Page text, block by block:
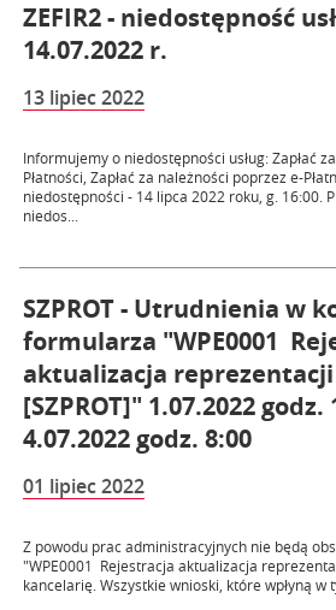
ZEFIR2 - niedostępność
14.07.2022 r.
13 lipiec 2022
Informujemy o niedostępności usług: Zapłać
Płatności, Zapłać za należności poprzez e-
niedostępności - 14 lipca 2022 roku, g. 16:00.
niedos...
SZPROT - Utrudnienia w
formularza "WPE0001
aktualizacja
[SZPROT]" 1.07.2022 godz.
4.07.2022 godz. 8:00
01 lipiec 2022
Z powodu prac administracyjnych nie będą
"WPE0001 ­ Rejestracja aktualizacja
kancelarię. Wszystkie wnioski, które wpłyną w